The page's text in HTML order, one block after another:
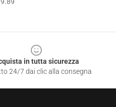
in tutta sicurezza
24/7 dai clic alla consegna